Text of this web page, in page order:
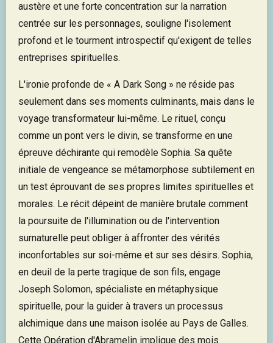
austère et une forte concentration sur la narration
centrée sur les personnages, souligne l'isolement
profond et le tourment introspectif qu'exigent de telles
entreprises spirituelles.
L'ironie profonde de « A Dark Song » ne réside pas
seulement dans ses moments culminants, mais dans le
voyage transformateur lui-même. Le rituel, conçu
comme un pont vers le divin, se transforme en une
épreuve déchirante qui remodèle Sophia. Sa quête
initiale de vengeance se métamorphose subtilement en
un test éprouvant de ses propres limites spirituelles et
morales. Le récit dépeint de manière brutale comment
la poursuite de l'illumination ou de l'intervention
surnaturelle peut obliger à affronter des vérités
inconfortables sur soi-même et sur ses désirs. Sophia,
en deuil de la perte tragique de son fils, engage
Joseph Solomon, spécialiste en métaphysique
spirituelle, pour la guider à travers un processus
alchimique dans une maison isolée au Pays de Galles.
Cette Opération d'Abramelin implique des mois